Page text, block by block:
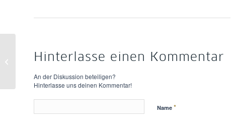
Hinterlasse einen Kommentar
An der Diskussion beteiligen?
Hinterlasse uns deinen Kommentar!
Name *
9.09. – Online-Workshop: ChatAI –
ein datenschutzkonformer KI-